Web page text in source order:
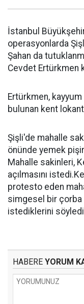
İstanbul
operasyonlarda
Şahan da
Cevdet Ertürkmen
Ertürkmen,
bulunan kent
Şişli'de mahalle
önünde yemek
Mahalle sakinleri,
açılmasını
protesto eden
simgesel bir çorba
istediklerini
HABERE YORUM